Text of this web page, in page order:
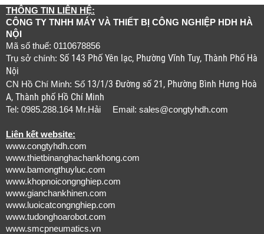
THÔNG TIN LIÊN HỆ:
CÔNG TY TNHH MÁY VÀ THIẾT BỊ CÔNG NGHIỆP HDH HÀ
NỘI
Mã số thuế: 0110678856
Trụ sở chính: Số 143 Phố Yên lạc, Phường Vĩnh Tuy, Thành Phố Hà
Nội
CN Hồ Chí Minh: Số 13/1/3 Đường số 21, Phường Bình Hưng Hoà
A, Thành phố Hồ Chí Minh
Tel: 0985.288.164 Mr.Hải Email: sales@congtyhdh.com
Liên kết website:
www.congtyhdh.com
www.thietbinanghachankhong.com
www.bamongthuyluc.com
www.khopnoicongnghiep.com
www.gianchankhinen.com
www.luoicatcongnghiep.com
www.tudonghoarobot.com
www.smcpneumatics.vn